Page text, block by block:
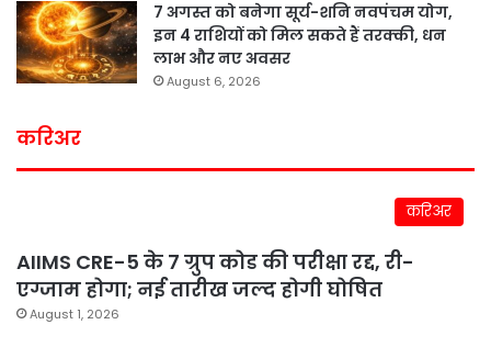
7 अगस्त को बनेगा सूर्य-शनि नवपंचम योग,
इन 4 राशियों को मिल सकते हैं तरक्की, धन
लाभ और नए अवसर
August 6, 2026
करिअर
करिअर
AIIMS CRE-5 के 7 ग्रुप कोड की परीक्षा रद्द, री-
एग्जाम होगा; नई तारीख जल्द होगी घोषित
August 1, 2026